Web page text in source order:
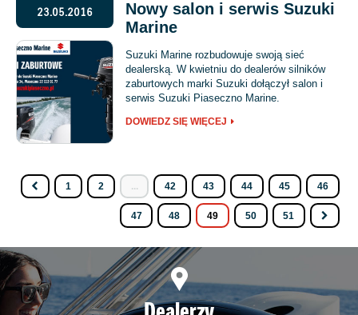
23.05.2016
Nowy salon i serwis Suzuki
Marine
Suzuki Marine rozbudowuje swoją sieć
dealerską. W kwietniu do dealerów silników
zaburtowych marki Suzuki dołączył salon i
serwis Suzuki Piaseczno Marine.
DOWIEDZ SIĘ WIĘCEJ
1 2 ... 42 43 44 45 46
47 48 49 50 51